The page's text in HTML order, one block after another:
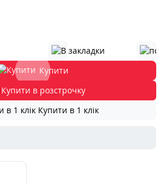
Купити
Купити в розстрочку
Купити в 1 клік